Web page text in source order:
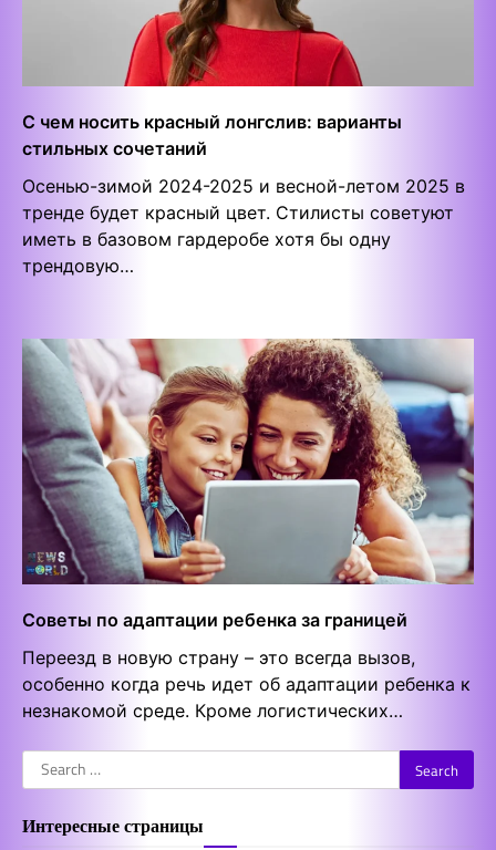
С чем носить красный лонгслив: варианты
стильных сочетаний
Осенью-зимой 2024-2025 и весной-летом 2025 в
тренде будет красный цвет. Стилисты советуют
иметь в базовом гардеробе хотя бы одну
трендовую…
Советы по адаптации ребенка за границей
Переезд в новую страну – это всегда вызов,
особенно когда речь идет об адаптации ребенка к
незнакомой среде. Кроме логистических…
Search
for:
Интересные страницы